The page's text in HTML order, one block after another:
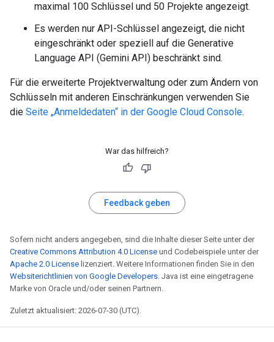
maximal 100 Schlüssel und 50 Projekte angezeigt.
Es werden nur API-Schlüssel angezeigt, die nicht
eingeschränkt oder speziell auf die Generative
Language API (Gemini API) beschränkt sind.
Für die erweiterte Projektverwaltung oder zum Ändern von
Schlüsseln mit anderen Einschränkungen verwenden Sie
die Seite „Anmeldedaten“ in der Google Cloud Console.
War das hilfreich?
Feedback geben
Sofern nicht anders angegeben, sind die Inhalte dieser Seite unter der
Creative Commons Attribution 4.0 License und Codebeispiele unter der
Apache 2.0 License lizenziert. Weitere Informationen finden Sie in den
Websiterichtlinien von Google Developers. Java ist eine eingetragene
Marke von Oracle und/oder seinen Partnern.
Zuletzt aktualisiert: 2026-07-30 (UTC).